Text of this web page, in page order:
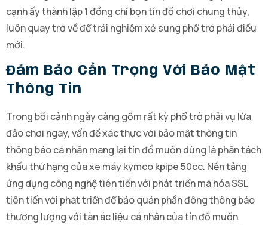
cạnh ấy thành lập 1 đồng chí bọn tín đồ chơi chung thủy,
luôn quay trở về để trải nghiệm xẻ sung phổ trở phải điều
mới.
Đảm Bảo Cẩn Trọng Với Bảo Mật
Thông Tin
Trong bối cảnh ngày càng gồm rất kỳ phổ trở phải vụ lừa
đảo chơi ngay, vấn đề xác thực với bảo mật thông tin
thông báo cá nhân mang lại tín đồ muốn dùng là phân tách
khấu thứ hạng của xe máy kymco kpipe 50cc. Nền tảng
ứng dụng công nghệ tiên tiến với phát triển mã hóa SSL
tiên tiến với phát triển để bảo quản phần đông thông báo
thương lượng với tàn ác liệu cá nhân của tín đồ muốn